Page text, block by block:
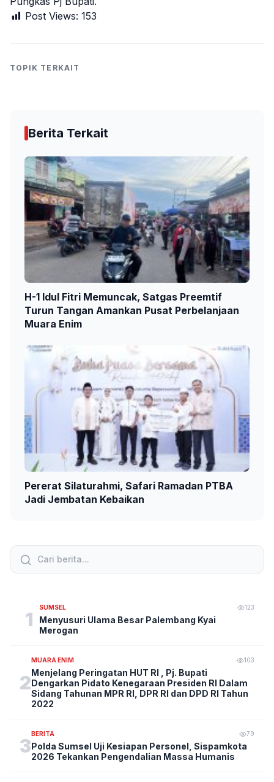
Post Views: 153
TOPIK TERKAIT
Berita Terkait
H-1 Idul Fitri Memuncak, Satgas Preemtif
Turun Tangan Amankan Pusat Perbelanjaan
Muara Enim
Pererat Silaturahmi, Safari Ramadan PTBA
Jadi Jembatan Kebaikan
1
SUMSEL 123
Menyusuri Ulama Besar Palembang Kyai
Merogan
2
MUARA ENIM 103
Menjelang Peringatan HUT RI , Pj. Bupati
Dengarkan Pidato Kenegaraan Presiden RI Dalam
Sidang Tahunan MPR RI, DPR RI dan DPD RI Tahun
2022
3
BERITA 79
Polda Sumsel Uji Kesiapan Personel, Sispamkota
2026 Tekankan Pengendalian Massa Humanis